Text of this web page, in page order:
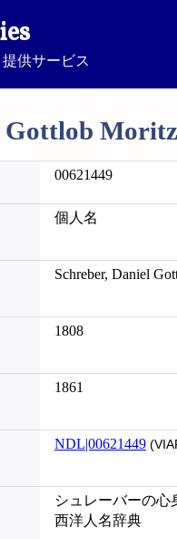
供サービス
Gottlob
00621449
個人名
Schreber, Daniel
1808
1861
NDL|00621449
シュレーバーの心
西洋人名辞典